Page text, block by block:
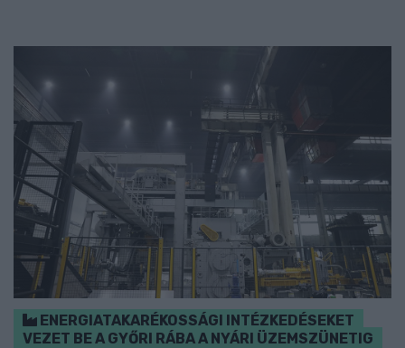
ENERGIATAKARÉKOSSÁGI INTÉZKEDÉSEKET
VEZET BE A GYŐRI RÁBA A NYÁRI ÜZEMSZÜNETIG